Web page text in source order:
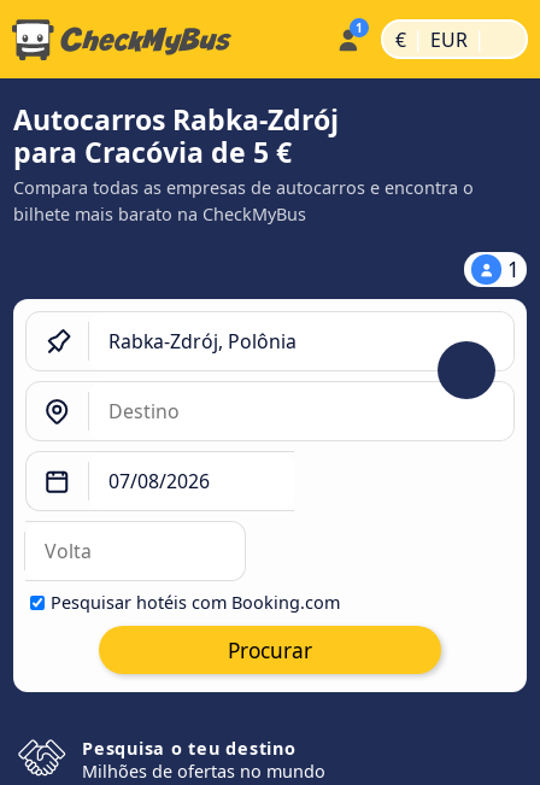
€ | EUR |
Autocarros Rabka-Zdrój
para Cracóvia de 5 €
Compara todas as empresas de autocarros e encontra o
bilhete mais barato na CheckMyBus
1
Pesquisar hotéis com Booking.com
Procurar
Pesquisa o teu destino
Milhões de ofertas no mundo